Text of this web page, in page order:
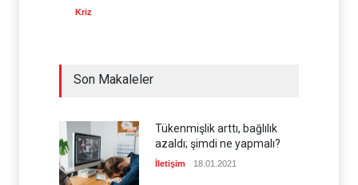
Kriz
Son Makaleler
Tükenmişlik arttı, bağlılık
azaldı; şimdi ne yapmalı?
İletişim 18.01.2021